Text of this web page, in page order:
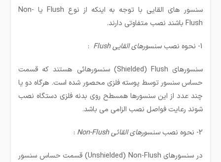
سنسور های القایی با توجه به اینکه از نوع Flush یا Non-
Flush باشند نصب متفاوتی دارند.
1- نحوه نصب سنسورهای القاییFlush
:
سنسورهای Shielded) Flush) سنسورهائی هستند که قسمت
حساس سنسور توسط پوسته فلزی محصور شده است. هرگاه دو یا
چند عدد از این سنسورها همسطح روی بدنه فلزی دستگاه نصب
شوند رعایت فواصل نصب الزامی می باشد.
2- نحوه نصب سنسورهای القائیNon-Flush
:
در سنسورهای Unshielded) Non-Flush) قسمت حساس سنسور